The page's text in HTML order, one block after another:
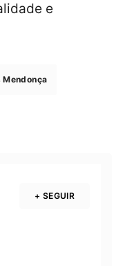
e
Mendonça
+ SEGUIR